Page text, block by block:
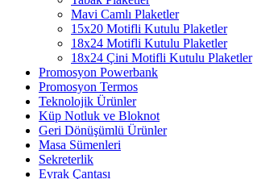
Mavi Camlı Plaketler
15x20 Motifli Kutulu Plaketler
18x24 Motifli Kutulu Plaketler
18x24 Çini Motifli Kutulu Plaketler
Promosyon Powerbank
Promosyon Termos
Teknolojik Ürünler
Küp Notluk ve Bloknot
Geri Dönüşümlü Ürünler
Masa Sümenleri
Sekreterlik
Evrak Çantası